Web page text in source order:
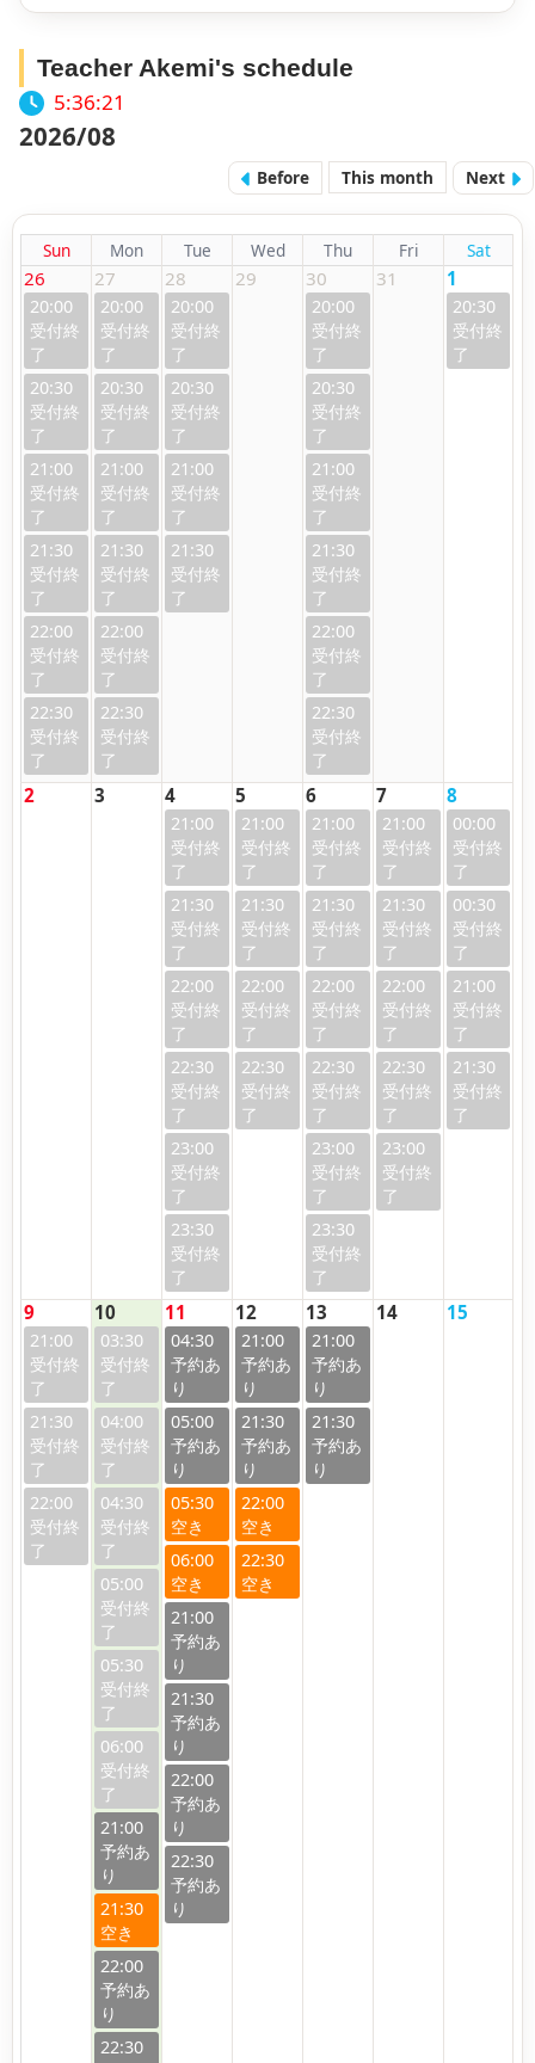
Teacher Akemi's schedule
5:36:22
2026/08
Before This month Next
Sun Mon Tue Wed Thu Fri Sat
26
20:00
20:30
21:00
21:30
22:00
22:30
27
20:00
20:30
21:00
21:30
22:00
22:30
28
20:00
20:30
21:00
21:30
29 30
20:00
20:30
21:00
21:30
22:00
22:30
31 1
20:30
2 3 4
21:00
21:30
22:00
22:30
23:00
23:30
5
21:00
21:30
22:00
22:30
6
21:00
21:30
22:00
22:30
23:00
23:30
7
21:00
21:30
22:00
22:30
23:00
8
00:00
00:30
21:00
21:30
9
21:00
21:30
22:00
10
03:30
04:00
04:30
05:00
05:30
06:00
21:00
21:30
22:00
22:30
11
04:30
05:00
05:30
06:00
21:00
21:30
22:00
22:30
12
21:00
21:30
22:00
22:30
13
21:00
21:30
14 15